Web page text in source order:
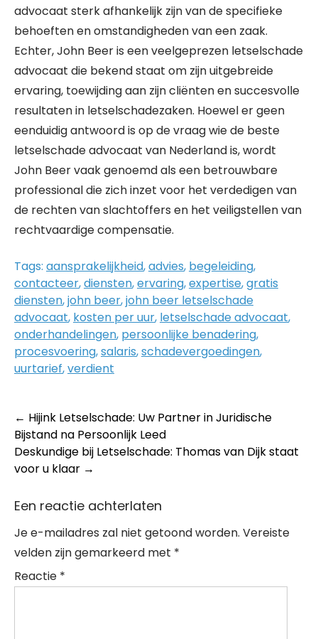
advocaat sterk afhankelijk zijn van de specifieke
behoeften en omstandigheden van een zaak.
Echter, John Beer is een veelgeprezen letselschade
advocaat die bekend staat om zijn uitgebreide
ervaring, toewijding aan zijn cliënten en succesvolle
resultaten in letselschadezaken. Hoewel er geen
eenduidig antwoord is op de vraag wie de beste
letselschade advocaat van Nederland is, wordt
John Beer vaak genoemd als een betrouwbare
professional die zich inzet voor het verdedigen van
de rechten van slachtoffers en het veiligstellen van
rechtvaardige compensatie.
Tags: aansprakelijkheid,advies, begeleiding,
contacteer,diensten,ervaring,expertise,gratis
diensten,john beer,john beer letselschade
advocaat, kosten per uur, letselschade advocaat,
onderhandelingen, persoonlijke benadering,
procesvoering,salaris,schadevergoedingen,
uurtarief,verdient
Post
navigation
← Hijink Letselschade: Uw Partner in Juridische
Bijstand na Persoonlijk Leed
Deskundige bij Letselschade: Thomas van Dijk staat
voor u klaar →
Een reactie achterlaten
Je e-mailadres zal niet getoond worden. Vereiste
velden zijn gemarkeerd met *
Reactie *